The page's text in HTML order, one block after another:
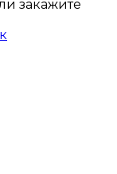
закажите